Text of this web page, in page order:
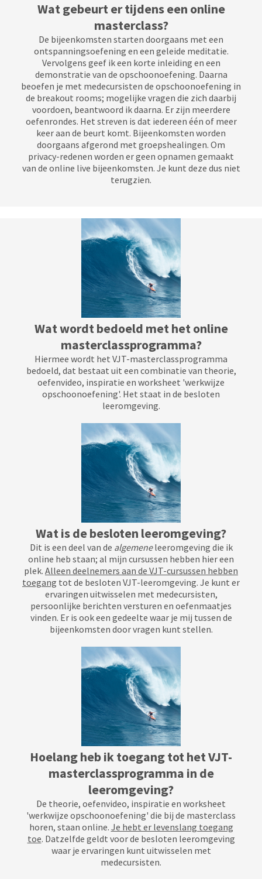
Wat gebeurt er tijdens een online
masterclass?
De bijeenkomsten starten doorgaans met een
ontspanningsoefening en een geleide meditatie.
Vervolgens geef ik een korte inleiding en een
demonstratie van de opschoonoefening. Daarna
beoefen je met medecursisten de opschoonoefening in
de breakout rooms; mogelijke vragen die zich daarbij
voordoen, beantwoord ik daarna. Er zijn meerdere
oefenrondes. Het streven is dat iedereen één of meer
keer aan de beurt komt. Bijeenkomsten worden
doorgaans afgerond met groepshealingen. Om
privacy-redenen worden er geen opnamen gemaakt
van de online live bijeenkomsten. Je kunt deze dus niet
terugzien.
Wat wordt bedoeld met het online
masterclassprogramma?
Hiermee wordt het VJT-masterclassprogramma
bedoeld, dat bestaat uit een combinatie van theorie,
oefenvideo, inspiratie en worksheet 'werkwijze
opschoonoefening'. Het staat in de besloten
leeromgeving.
Wat is de besloten leeromgeving?
Dit is een deel van de algemeneleeromgeving die ik
online heb staan; al mijn cursussen hebben hier een
plek. Alleen deelnemers aan de VJT-cursussen hebben
toegang tot de besloten VJT-leeromgeving. Je kunt er
ervaringen uitwisselen met medecursisten,
persoonlijke berichten versturen en oefenmaatjes
vinden. Er is ook een gedeelte waar je mij tussen de
bijeenkomsten door vragen kunt stellen.
Hoelang heb ik toegang tot het VJT-
masterclassprogramma in de
leeromgeving?
De theorie, oefenvideo, inspiratie en worksheet
'werkwijze opschoonoefening' die bij de masterclass
horen, staan online. Je hebt er levenslang toegang
toe. Datzelfde geldt voor de besloten leeromgeving
waar je ervaringen kunt uitwisselen met
medecursisten.